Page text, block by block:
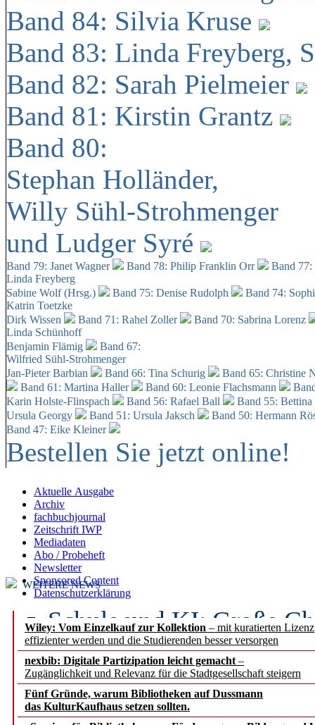
Band 84: Silvia Kruse
Band 83: Linda Freyberg,
Band 82: Sarah Pielmeier
Band 81: Kirstin Grantz
Band 80:
Stephan Holländer,
Willy Sühl-Strohmenger
und Ludger Syré
Band 79: Janet Wagner Band 78: Philip Franklin Orr
Band
Linda Freyberg
Sabine Wolf (Hrsg.)
Band 75: Denise Rudolph
Band 74:
Katrin Toetzke
Dirk Wissen
Band 71: Rahel Zoller
Band 70: Sabrina Lorenz
Linda Schünhoff
Benjamin Flämig
Band 67:
Wilfried Sühl-Strohmenger
Jan-Pieter Barbian
Band 66: Tina Schurig
Band 65: Christine
Band 61: Martina Haller
Band 60: Leonie Flachsmann
Karin Holste-Flinspach
Band 56: Rafael Ball
Band 55:
Ursula Georgy
Band 51: Ursula Jaksch Band 50: Hermann
Band 47: Eike Kleiner
Bestellen Sie jetzt online!
Aktuelle Ausgabe
Archiv
fachbuchjournal
Zeitschrift IWP
Mediadaten
Abo / Probeheft
Newsletter
Sponsored Content
Datenschutzerklärung
Wiley: Vom Einzelkauf zur Kollektion – mit kuratierten
effizienter werden und die Studierenden besser versorgen
nexbib: Digitale Partizipation leicht gemacht –
Zugänglichkeit und Relevanz für die Stadtgesellschaft steigern
Fünf Gründe, warum Bibliotheken auf Dussmann
das KulturKaufhaus setzen sollten.
WEITERE NEWS
Schule und KI: Große
Voraussetzungen
Erfolgreiches erstes
Segment Research –